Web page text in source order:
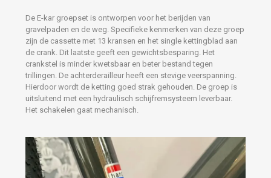
De E-kar groepset is ontworpen voor het berijden van
gravelpaden en de weg. Specifieke kenmerken van deze groep
zijn de cassette met 13 kransen en het single kettingblad aan
de crank. Dit laatste geeft een gewichtsbesparing. Het
crankstel is minder kwetsbaar en beter bestand tegen
trillingen. De achterderailleur heeft een stevige veerspanning.
Hierdoor wordt de ketting goed strak gehouden. De groep is
uitsluitend met een hydraulisch schijfremsysteem leverbaar.
Het schakelen gaat mechanisch.